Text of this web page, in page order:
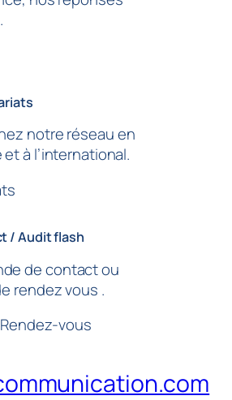
notre réseau en
et à l’international.
/ Audit flash
de contact ou
rendez vous .
vous